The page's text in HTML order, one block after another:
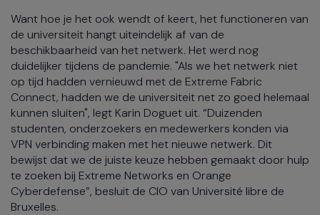
Want hoe je het ook wendt of keert, het functioneren van
de universiteit hangt uiteindelijk af van de
beschikbaarheid van het netwerk. Het werd nog
duidelijker tijdens de pandemie. "Als we het netwerk niet
op tijd hadden vernieuwd met de Extreme Fabric
Connect, hadden we de universiteit net zo goed helemaal
kunnen sluiten", legt Karin Doguet uit. “Duizenden
studenten, onderzoekers en medewerkers konden via
VPN verbinding maken met het nieuwe netwerk. Dit
bewijst dat we de juiste keuze hebben gemaakt door hulp
te zoeken bij Extreme Networks en Orange
Cyberdefense”, besluit de CIO van Université libre de
Bruxelles.